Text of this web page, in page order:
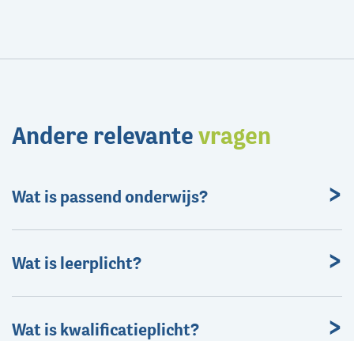
Andere relevantevragen
Wat is passend onderwijs?
Wat is leerplicht?
Wat is kwalificatieplicht?